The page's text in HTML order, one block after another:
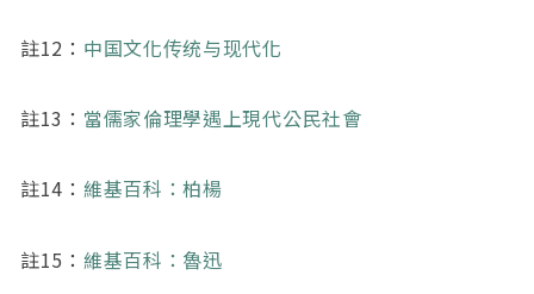
註12： 中国文化传统与现代化
註13： 當儒家倫理學遇上現代公民社會
註14： 維基百科：柏楊
註15： 維基百科：魯迅